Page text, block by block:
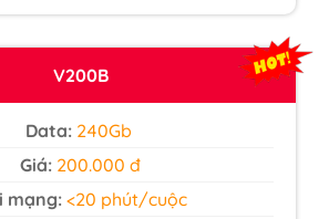
V200B
Data: 240Gb
Giá: 200.000 đ
mạng: <20 phút/cuộc